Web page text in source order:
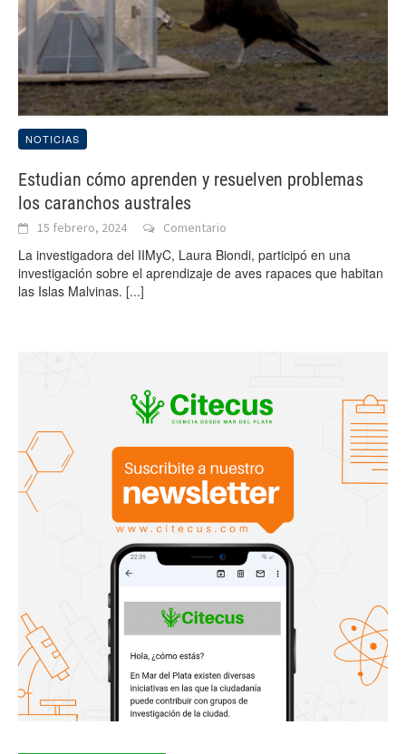
NOTICIAS
Estudian cómo aprenden y resuelven problemas
los caranchos australes
15 febrero, 2024 Comentario
La investigadora del IIMyC, Laura Biondi, participó en una
investigación sobre el aprendizaje de aves rapaces que habitan
las Islas Malvinas. [...]